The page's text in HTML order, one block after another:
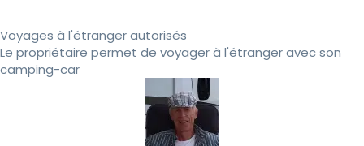
Voyages à l'étranger autorisés
Le propriétaire permet de voyager à l'étranger avec son
camping-car